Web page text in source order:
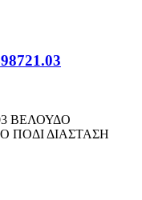
ΒΕΛΟΥΔΟ
ΠΟΔΙ ΔΙΑΣΤΑΣΗ